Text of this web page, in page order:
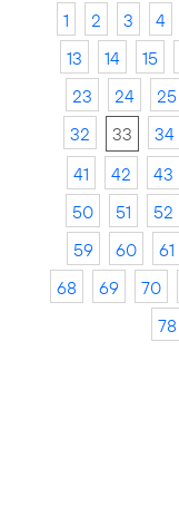
1 2 3 4
13
14 15
23
24 25
32
33 34
41
42 43
50
51 52
59
60 61
68
69 70
78